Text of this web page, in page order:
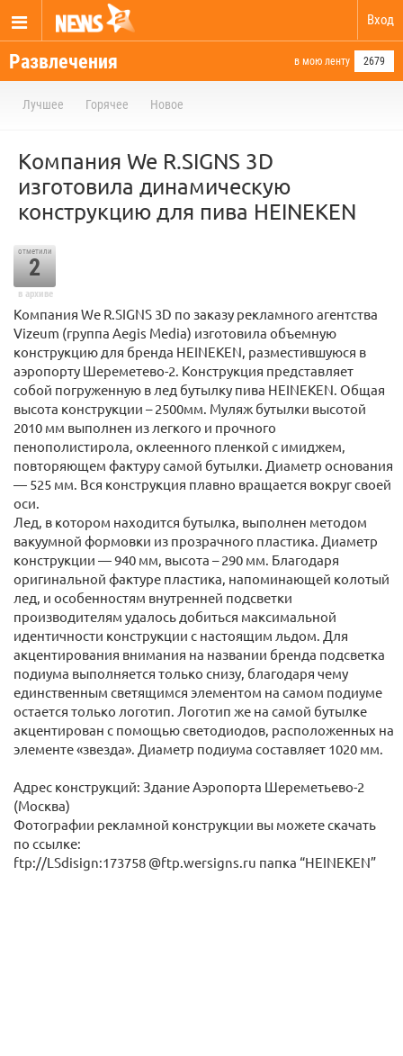
Вход
Развлечения в мою ленту 2679
Лучшее Горячее Новое
Компания We R.SIGNS 3D
изготовила динамическую
конструкцию для пива HEINEKEN
отметили
2
в архиве
Компания We R.SIGNS 3D по заказу рекламного агентства
Vizeum (группа Aegis Media) изготовила объемную
конструкцию для бренда HEINEKEN, разместившуюся в
аэропорту Шереметево-2. Конструкция представляет
собой погруженную в лед бутылку пива HEINEKEN. Общая
высота конструкции – 2500мм. Муляж бутылки высотой
2010 мм выполнен из легкого и прочного
пенополистирола, оклеенного пленкой с имиджем,
повторяющем фактуру самой бутылки. Диаметр основания
— 525 мм. Вся конструкция плавно вращается вокруг своей
оси.
Лед, в котором находится бутылка, выполнен методом
вакуумной формовки из прозрачного пластика. Диаметр
конструкции — 940 мм, высота – 290 мм. Благодаря
оригинальной фактуре пластика, напоминающей колотый
лед, и особенностям внутренней подсветки
производителям удалось добиться максимальной
идентичности конструкции с настоящим льдом. Для
акцентирования внимания на названии бренда подсветка
подиума выполняется только снизу, благодаря чему
единственным светящимся элементом на самом подиуме
остается только логотип. Логотип же на самой бутылке
акцентирован с помощью светодиодов, расположенных на
элементе «звезда». Диаметр подиума составляет 1020 мм.
Адрес конструкций: Здание Аэропорта Шереметьево-2
(Москва)
Фотографии рекламной конструкции вы можете скачать
по ссылке:
ftp://LSdisign:173758 @ftp.wersigns.ru папка “HEINEKEN”